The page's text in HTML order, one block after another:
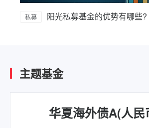
私募 阳光私募基金的优势有哪些?
主题基金
华夏海外债A(人民